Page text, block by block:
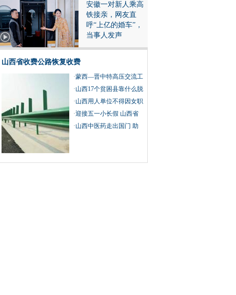
安徽一对新人乘高
铁接亲，网友直
呼“上亿的婚车”，
当事人发声
山西省收费公路恢复收费
·蒙西—晋中特高压交流工
程线路工程跨越黄河
·山西17个贫困县靠什么脱
贫摘帽？
·山西用人单位不得因女职
工怀孕、生育、哺乳而予
以辞退
·迎接五一小长假 山西省
组织开展系列文化旅游活
·山西中医药走出国门 助